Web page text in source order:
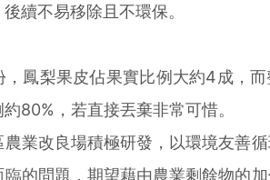
續不易移除且不環保。
梨果皮佔果實比例大約4成，而
80%，若直接丟棄非常可惜。
改良場積極研發，以環境友善循
的問題，期望藉由農業剩餘物的